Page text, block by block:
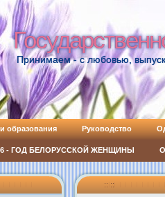
Принимаем - с любовью,
образования Руководство
- ГОД БЕЛОРУССКОЙ ЖЕНЩИНЫ
:: ::